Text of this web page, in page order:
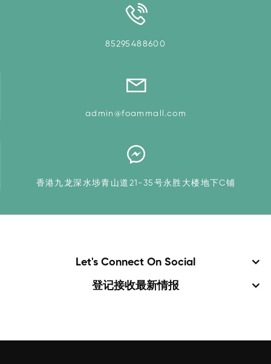
85295488600
admin@foammall.com
香港九龙深水埗青山道21-35号永胜大楼地下C铺
Let's Connect On Social
登记接收最新情报